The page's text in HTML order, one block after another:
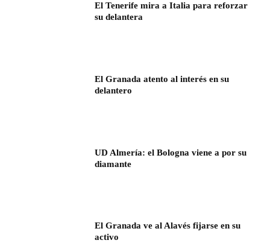
El Tenerife mira a Italia para reforzar
su delantera
El Granada atento al interés en su
delantero
UD Almería: el Bologna viene a por su
diamante
El Granada ve al Alavés fijarse en su
activo